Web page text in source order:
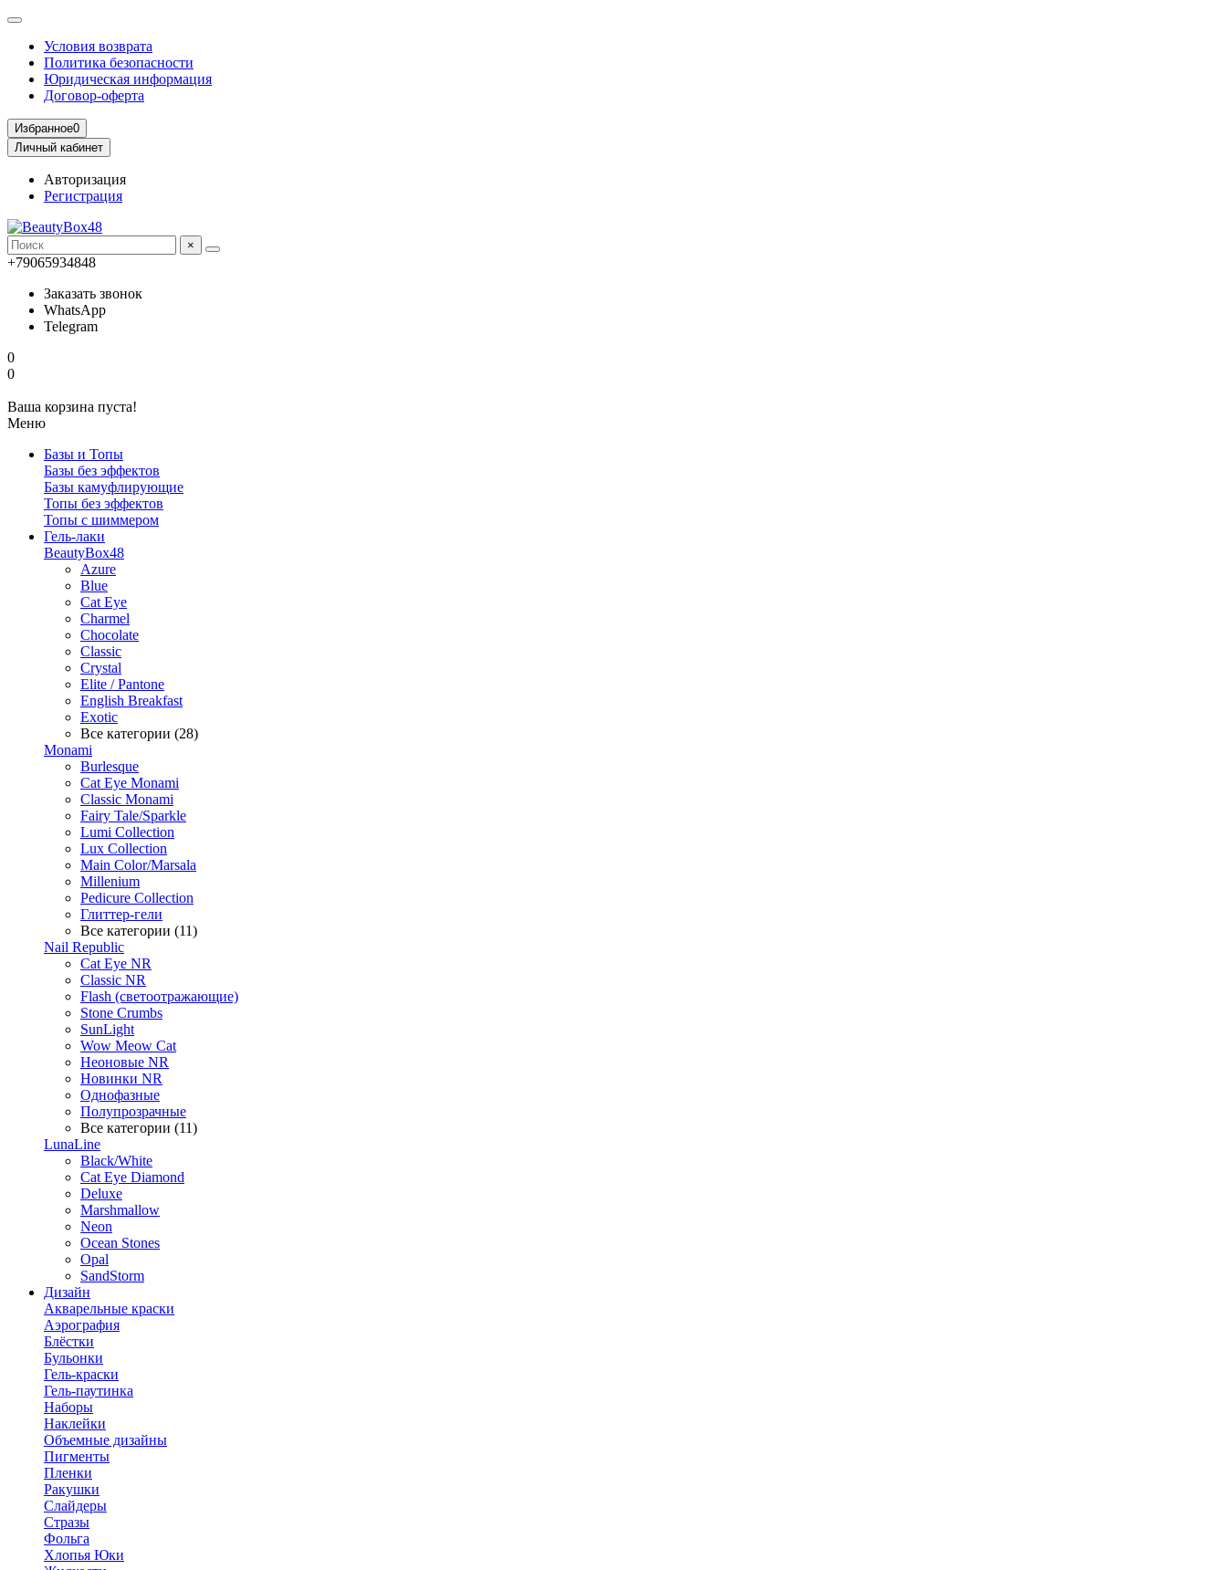
Условия возврата
Политика безопасности
Юридическая информация
Договор-оферта
Избранное0
Личный кабинет
Авторизация
Регистрация
×
+79065934848
Заказать звонок
WhatsApp
Telegram
0
0
Ваша корзина пуста!
Меню
Базы и Топы
Базы без эффектов
Базы камуфлирующие
Топы без эффектов
Топы с шиммером
Гель-лаки
BeautyBox48
Azure
Blue
Cat Eye
Charmel
Chocolate
Classic
Crystal
Elite / Pantone
English Breakfast
Exotic
Все категории (28)
Monami
Burlesque
Cat Eye Monami
Classic Monami
Fairy Tale/Sparkle
Lumi Collection
Lux Collection
Main Color/Marsala
Millenium
Pedicure Collection
Глиттер-гели
Все категории (11)
Nail Republic
Cat Eye NR
Classic NR
Flash (светоотражающие)
Stone Crumbs
SunLight
Wow Meow Cat
Неоновые NR
Новинки NR
Однофазные
Полупрозрачные
Все категории (11)
LunaLine
Black/White
Cat Eye Diamond
Deluxe
Marshmallow
Neon
Ocean Stones
Opal
SandStorm
Дизайн
Акварельные краски
Аэрография
Блёстки
Бульонки
Гель-краски
Гель-паутинка
Наборы
Наклейки
Объемные дизайны
Пигменты
Пленки
Ракушки
Слайдеры
Стразы
Фольга
Хлопья Юки